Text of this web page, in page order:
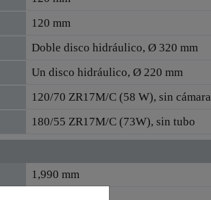
120 mm
Doble disco hidráulico, Ø 320 mm
Un disco hidráulico, Ø 220 mm
120/70 ZR17M/C (58 W), sin cámara
180/55 ZR17M/C (73W), sin tubo
1,990 mm